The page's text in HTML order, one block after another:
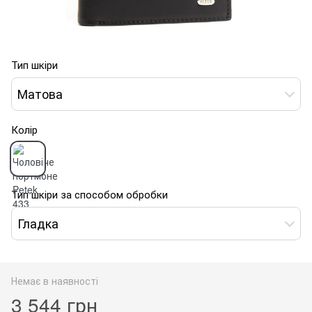
Тип шкіри
Матова
Колір
Тип шкіри за способом обробки
Гладка
Немає в наявності
3 544 грн